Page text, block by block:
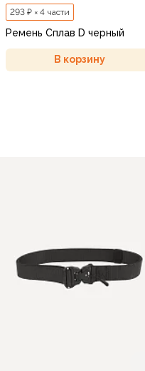
293 ₽ × 4 части
Ремень Сплав D черный
В корзину